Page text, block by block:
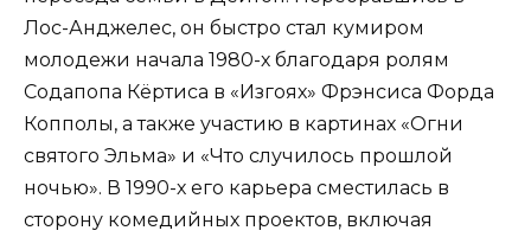
Лос-Анджелес, он быстро стал кумиром
молодежи начала 1980-х благодаря ролям
Содапопа Кёртиса в «Изгоях» Фрэнсиса Форда
Копполы, а также участию в картинах «Огни
святого Эльма» и «Что случилось прошлой
ночью». В 1990-х его карьера сместилась в
сторону комедийных проектов, включая